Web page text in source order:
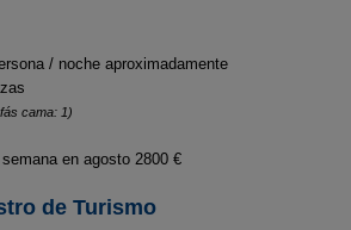
/ noche aproximadamente
cama: 1)
en agosto 2800 €
de Turismo